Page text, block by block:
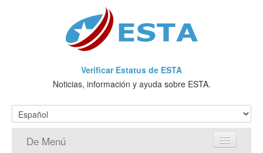
Verificar Estatus de ESTA
Noticias, información y ayuda sobre ESTA.
De Menú